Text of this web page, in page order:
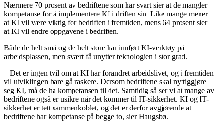
Nærmere 70 prosent av bedriftene som har svart sier at de mangler
kompetanse for å implementere KI i driften sin. Like mange mener
at KI vil være viktig for bedriften i fremtiden, mens 64 prosent sier
at KI vil endre oppgavene i bedriften.
Både de helt små og de helt store har innført KI-verktøy på
arbeidsplassen, men svært få unytter teknologien i stor grad.
– Det er ingen tvil om at KI har forandret arbeidslivet, og i fremtiden
vil utviklingen bare gå raskere. Dersom bedriftene skal nyttiggjøre
seg KI, må de ha kompetansen til det. Samtidig så ser vi at mange av
bedriftene også er usikre når det kommer til IT-sikkerhet. KI og IT-
sikkerhet er tett sammenkoblet, og det er derfor avgjørende at
bedriftene har kompetanse på begge to, sier Haugsbø.